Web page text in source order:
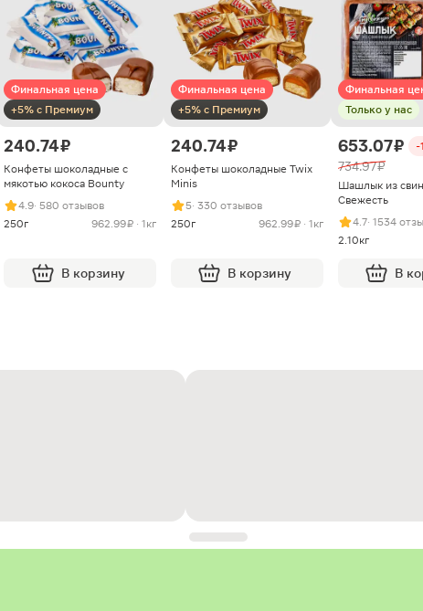
Финальная цена
+5% с Премиум
240.74 ₽
Конфеты шоколадные с
мякотью кокоса Bounty
4.9· 580 отзывов
250г
962.99 ₽ · 1кг
В корзину
Финальная цена
+5% с Премиум
240.74 ₽
Конфеты шоколадные Twix
Minis
5· 330 отзывов
250г
962.99 ₽ · 1кг
В корзину
Финальная
Только у нас
653.07 ₽ -
734.97 ₽
Шашлык из
Свежесть
4.7· 1534
2.10кг
В